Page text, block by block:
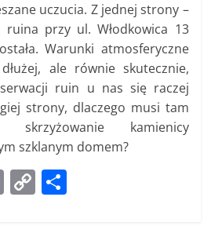
uczucia. Z jednej strony –
ruina przy ul. Włodkowica 13
Warunki atmosferyczne
ale równie skutecznie,
ruin u nas się raczej
strony, dlaczego musi tam
skrzyżowanie kamienicy
szklanym domem?
E C